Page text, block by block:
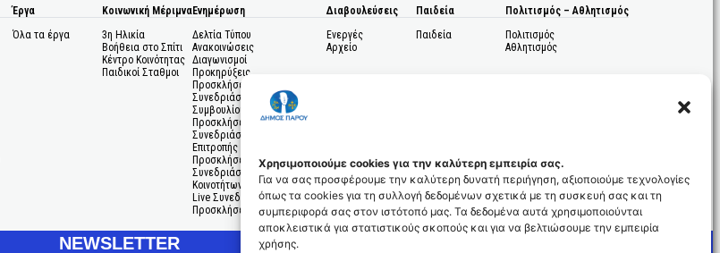
Χρησιμοποιούμε cookies για την καλύτερη εμπειρία σας.
Για να σας προσφέρουμε την καλύτερη δυνατή περιήγηση, αξιοποιούμε τεχνολογίες
όπως τα cookies για τη συλλογή δεδομένων σχετικά με τη συσκευή σας και τη
συμπεριφορά σας στον ιστότοπό μας. Τα δεδομένα αυτά χρησιμοποιούνται
αποκλειστικά για στατιστικούς σκοπούς και για να βελτιώσουμε την εμπειρία
χρήσης.
Έργα
Όλα τα έργα
Κοινωνική Μέριμνα
3η Ηλικία
Βοήθεια στο Σπίτι
Κέντρο Κοινότητας
Παιδικοί Σταθμοι
Ενημέρωση
Δελτία Τύπου
Ανακοινώσεις
Διαγωνισμοί
Προκηρύξεις
Προσκλήσεις σε
Συνεδριάσεις Δημοτικού
Συμβουλίου
Προσκλήσεις σε
Συνεδριάσεις Δημοτικής
Επιτροπής
Προσκλήσεις σε
Συνεδριάσεις Δημοτικών
Κοινοτήτων
Live Συνεδριάσεις
Προσκλήσεις Ενδιαφέροντος
Διαβουλεύσεις
Ενεργές
Αρχείο
Παιδεία
Παιδεία
Πολιτισμός – Αθλητισμός
Πολιτισμός
Αθλητισμός
NEWSLETTER